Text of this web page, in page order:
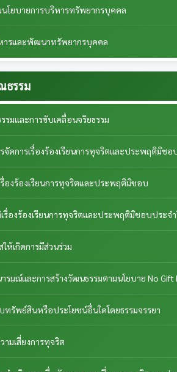
นโยบายการบริหารทรัพยากรบุคคล
ารและพัฒนาทรัพยากรบุคคล
ธรรม
รมและการขับเคลื่อนจริยธรรม
ดการเรื่องร้องเรียนการทุจริตและประพฤติมิชอ
องร้องเรียนการทุจริตและประพฤติมิชอบ
รื่องร้องเรียนการทุจริตและประพฤติมิชอบประจ
ห้เกิดการมีส่วนร่วม
รมณ์และการสร้างวัฒนธรรมตามนโยบาย No Gift
ทรัพย์สินหรือประโยชน์อื่นใดโดยธรรมจรรยา
ามเสี่ยงการทุจริต